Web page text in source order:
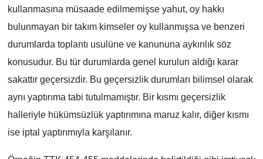
kullanmasına müsaade edilmemişse yahut, oy hakkı
bulunmayan bir takım kimseler oy kullanmışsa ve benzeri
durumlarda toplantı usulüne ve kanununa aykırılık söz
konusudur. Bu tür durumlarda genel kurulun aldığı karar
sakattır geçersizdir. Bu geçersizlik durumları bilimsel olarak
aynı yaptırıma tabi tutulmamıştır. Bir kısmı geçersizlik
halleriyle hükümsüzlük yaptırımına maruz kalır, diğer kısmı
ise iptal yaptırımıyla karşılanır.